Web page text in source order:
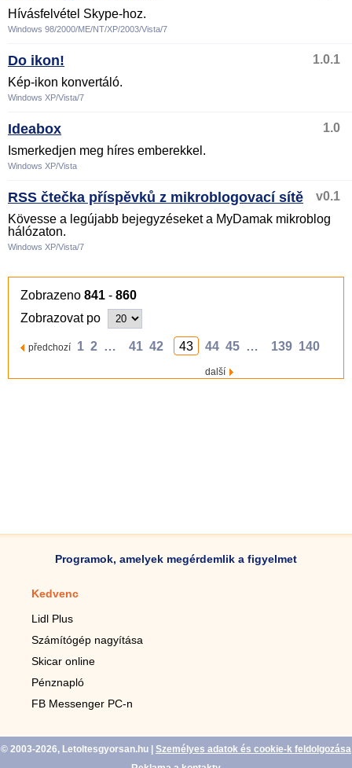
Hívásfelvétel Skype-hoz.
Windows 98/2000/ME/NT/XP/2003/Vista/7
Do ikon!
1.0.1
Kép-ikon konvertáló.
Windows XP/Vista/7
Ideabox
1.0
Ismerkedjen meg híres emberekkel.
Windows XP/Vista
RSS čtečka příspěvků z mikroblogovací sítě
v0.1
Kövesse a legújabb bejegyzéseket a MyDamak mikroblog
hálózaton.
Windows XP/Vista/7
Zobrazeno 841 - 860
Zobrazovat po
předchozí 1 2 … 41 42 43 44 45 … 139 140
další
Programok, amelyek megérdemlik a figyelmet
Kedvenc
Lidl Plus
Számítógép nagyítása
Skicar online
Pénznapló
FB Messenger PC-n
© 2003-2026, Letoltesgyorsan.hu
Személyes adatok és cookie-k feldolgozása